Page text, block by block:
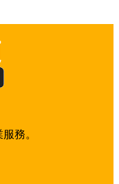
務。